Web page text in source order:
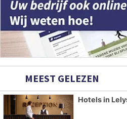
MEEST GELEZEN
Hotels in